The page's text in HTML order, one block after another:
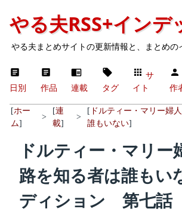
やる夫RSS+インデ
やる夫まとめサイトの更新情報と、まとめの
日別 作品 連載 タグ
サ
イト
作
[ホー
ム]
>
[連
載]
>
[ ドルティー・マリー婦
誰もいない]
ドルティー・マリー
路を知る者は誰も
ディション 第七話